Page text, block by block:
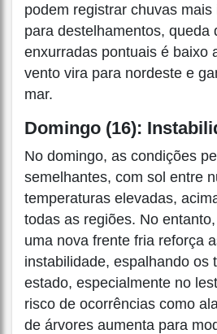
podem registrar chuvas
para destelhamentos, queda
enxurradas pontuais é baixo
vento vira para nordeste e
mar.
Domingo (16):
No domingo, as condições
semelhantes, com sol entre
temperaturas elevadas,
todas as regiões. No
uma nova frente fria reforça
instabilidade, espalhando os
estado, especialmente no
risco de ocorrências como
de árvores aumenta para